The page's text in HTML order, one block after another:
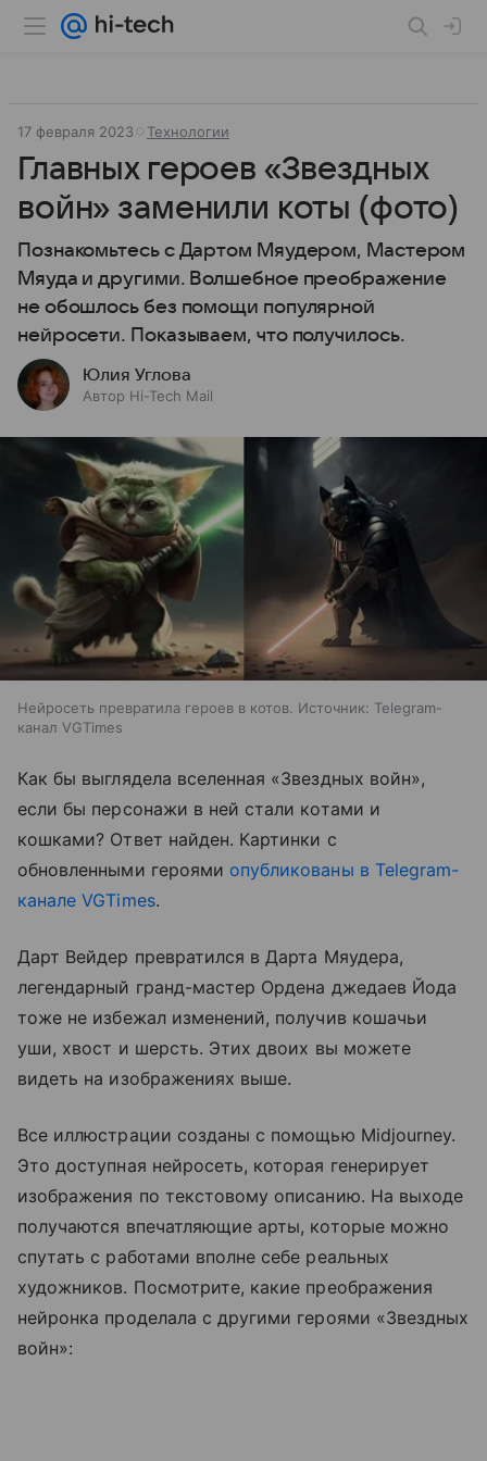
17 февраля 2023 Технологии
Главных героев «Звездных
войн» заменили коты (фото)
Познакомьтесь с Дартом Мяудером, Мастером
Мяуда и другими. Волшебное преображение
не обошлось без помощи популярной
нейросети. Показываем, что получилось.
Юлия Углова
Автор Hi-Tech Mail
Нейросеть превратила героев в котов. Источник: Telegram-
канал VGTimes
Как бы выглядела вселенная «Звездных войн»,
если бы персонажи в ней стали котами и
кошками? Ответ найден. Картинки с
обновленными героями опубликованы в Telegram-
канале VGTimes.
Дарт Вейдер превратился в Дарта Мяудера,
легендарный гранд-мастер Ордена джедаев Йода
тоже не избежал изменений, получив кошачьи
уши, хвост и шерсть. Этих двоих вы можете
видеть на изображениях выше.
Все иллюстрации созданы с помощью Midjourney.
Это доступная нейросеть, которая генерирует
изображения по текстовому описанию. На выходе
получаются впечатляющие арты, которые можно
спутать с работами вполне себе реальных
художников. Посмотрите, какие преображения
нейронка проделала с другими героями «Звездных
войн»: